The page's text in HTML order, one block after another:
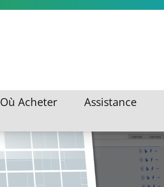
Où Acheter
Où Acheter Assistance
Assistance